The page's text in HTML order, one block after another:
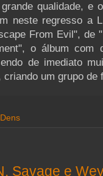
qualidade, e
neste regresso a
From Evil", de
o álbum
de imediato
um grupo de
Savage e